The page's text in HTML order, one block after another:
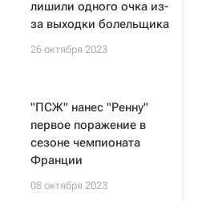
лишили одного очка из-
за выходки болельщика
26 октября 2023
"ПСЖ" нанес "Ренну"
первое поражение в
сезоне чемпионата
Франции
08 октября 2023